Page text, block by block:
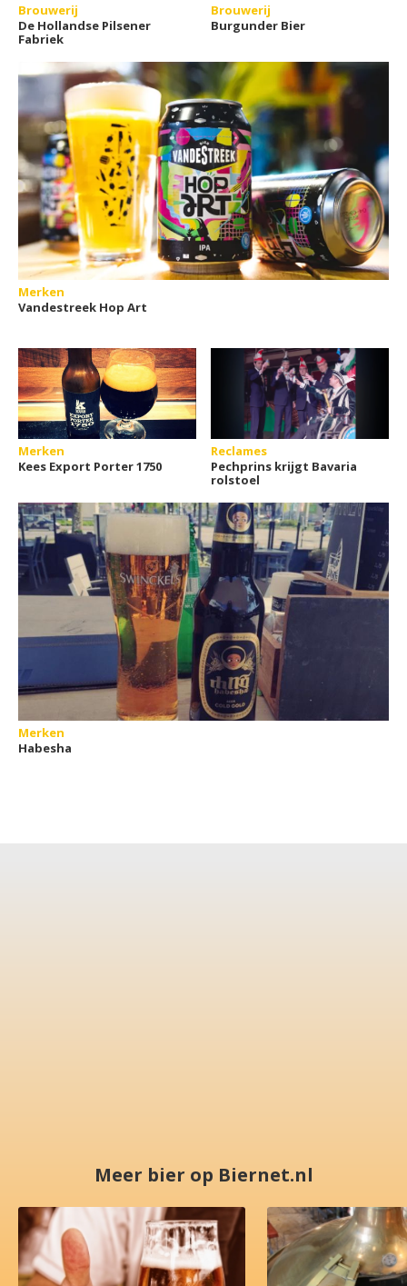
Brouwerij
De Hollandse Pilsener
Fabriek
Brouwerij
Burgunder Bier
Merken
Vandestreek Hop Art
Merken
Kees Export Porter 1750
Reclames
Pechprins krijgt Bavaria
rolstoel
Merken
Habesha
Meer bier op Biernet.nl